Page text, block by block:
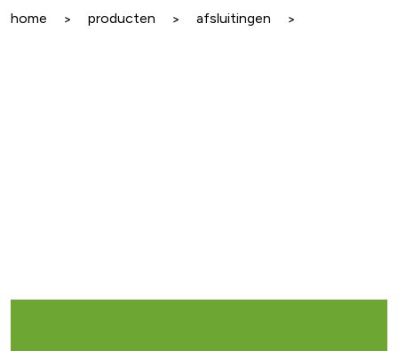
home producten afsluitingen